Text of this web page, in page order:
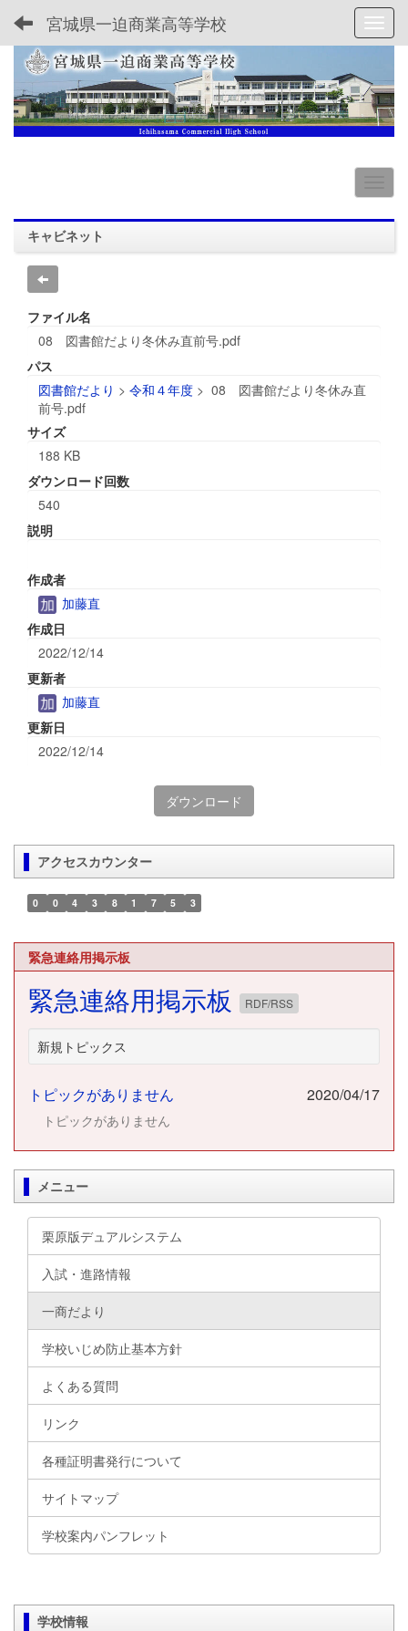
宮城県一迫商業高等学校
キャビネット
ファイル名
08 図書館だより冬休み直前号.pdf
パス
図書館だより > 令和４年度 > 08 図書館だより冬休み直
前号.pdf
サイズ
188 KB
ダウンロード回数
540
説明
作成者
加藤直
作成日
2022/12/14
更新者
加藤直
更新日
2022/12/14
ダウンロード
アクセスカウンター
0 0 4 3 8 1 7 5 3
緊急連絡用掲示板
緊急連絡用掲示板 RDF/RSS
新規トピックス
トピックがありません 2020/04/17
トピックがありません
メニュー
栗原版デュアルシステム
入試・進路情報
一商だより
学校いじめ防止基本方針
よくある質問
リンク
各種証明書発行について
サイトマップ
学校案内パンフレット
学校情報